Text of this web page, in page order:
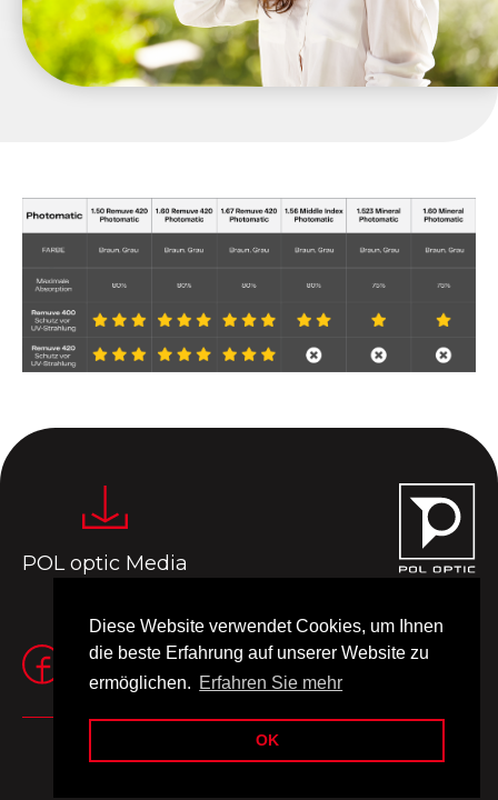
Diese Website verwendet Cookies, um Ihnen
die beste Erfahrung auf unserer Website zu
ermöglichen. Erfahren Sie mehr
OK
POL optic Media
Nutzungsbedingungen